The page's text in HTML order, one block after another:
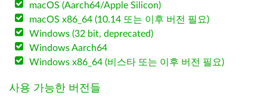
macOS (Aarch64/Apple Silicon)
macOS x86_64 (10.14 또는 이후 버전 필요)
Windows (32 bit, deprecated)
Windows Aarch64
Windows x86_64 (비스타 또는 이후 버전 필요)
사용 가능한 버전들